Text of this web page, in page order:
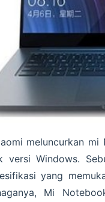
meluncurkan
versi Windows.
yang
Mi